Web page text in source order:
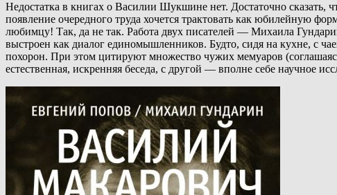
Недостатка в книгах о Василии Шукшине нет. Достаточно
появление очередного труда хочется трактовать как юбилейную
любимцу! Так, да не так. Работа двух писателей — Михаила
выстроен как диалог единомышленников. Будто, сидя на кухне, с
похорон. При этом цитируют множество чужих мемуаров
естественная, искренняя беседа, с другой — вполне себе научное